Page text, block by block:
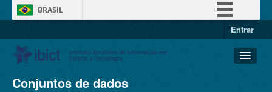
BRASIL
Entrar
Conjuntos de dados
Conjuntos de dados